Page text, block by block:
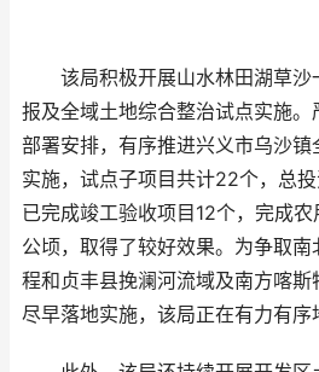
该局积极开展山水林田湖草沙
报及全域土地综合整治试点实施。
部署安排，有序推进兴义市乌沙
实施，试点子项目共计22个，总
已完成竣工验收项目12个，完成
公顷，取得了较好效果。为争取
程和贞丰县挽澜河流域及南方喀
尽早落地实施，该局正在有力有序